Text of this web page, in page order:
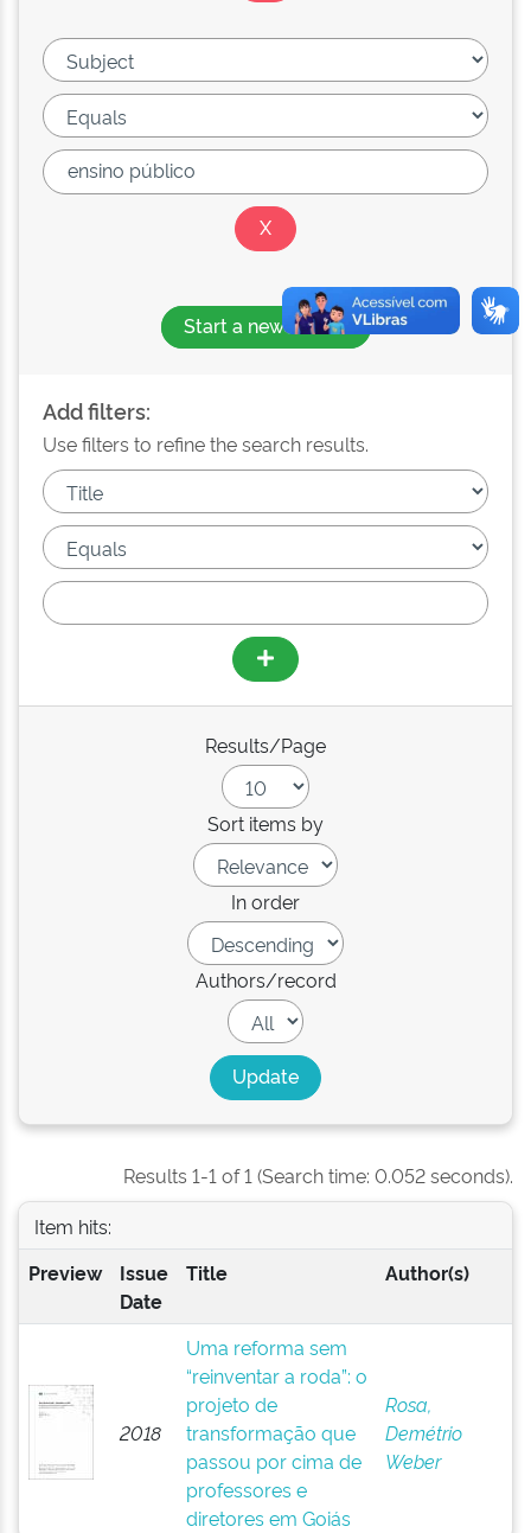
Start a new search
Add filters:
Use filters to refine the search results.
Results/Page
Sort items by
In order
Authors/record
Results 1-1 of 1 (Search time: 0.052 seconds).
Item hits:
Preview
Issue
Date
Title Author(s)
2018
Uma reforma sem
“reinventar a roda”: o
projeto de
transformação que
passou por cima de
professores e
diretores em Goiás
Rosa,
Demétrio
Weber